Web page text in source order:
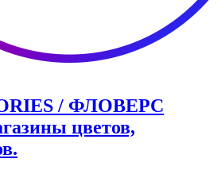
/ ФЛОВЕРС
цветов,